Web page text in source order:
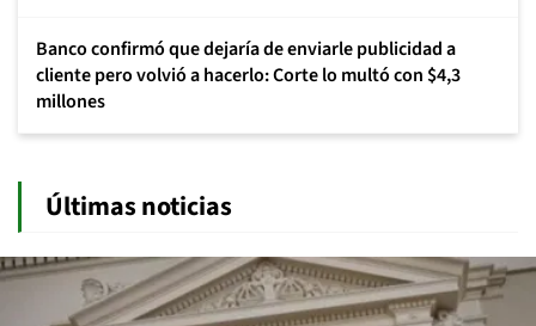
Banco confirmó que dejaría de enviarle publicidad a
cliente pero volvió a hacerlo: Corte lo multó con $4,3
millones
Últimas noticias